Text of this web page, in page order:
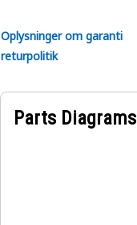
Oplysninger om garanti
returpolitik
Parts Diagrams